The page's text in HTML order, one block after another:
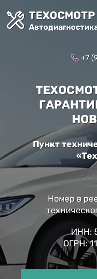
ТЕХОСМОТР
+7
Пункт
Номер в
ИНН:
ОГРН: